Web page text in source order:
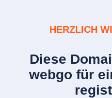
HERZLICH
Diese
webgo für